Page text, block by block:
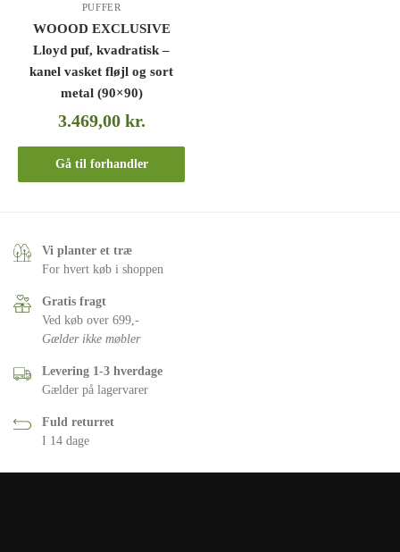
PUFFER
WOOOD EXCLUSIVE
Lloyd puf, kvadratisk –
kanel vasket fløjl og sort
metal (90×90)
3.469,00 kr.
Gå til forhandler
Vi planter et træ
For hvert køb i shoppen
Gratis fragt
Ved køb over 699,-
Gælder ikke møbler
Levering 1-3 hverdage
Gælder på lagervarer
Fuld returret
I 14 dage